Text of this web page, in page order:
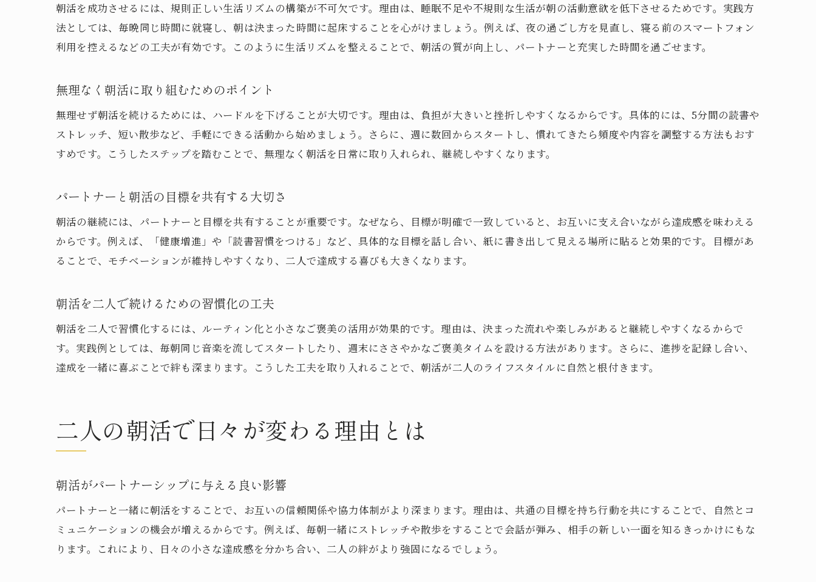
朝活が続くコツを生活リズムから考える
朝活成功の秘訣は就寝時間の見直しにあり
朝活を無理なく続けるための生活習慣
楽しみながら朝活の習慣化を目指すアイデア
朝活で一日の満足度を高める秘訣とは
パートナーと達成感を味わう朝活の進め方
朝活を通じて自己肯定感を高める方法
パートナーと朝活する上で意識したいマナー
朝にやってはいけないことを知る大切さ
朝活を成功させるには、規則正しい生活リズムの構築が不可欠です。理由は、睡眠不足や不規則な生活が朝の活動意欲を低下させるためです。実践方
法としては、毎晩同じ時間に就寝し、朝は決まった時間に起床することを心がけましょう。例えば、夜の過ごし方を見直し、寝る前のスマートフォン
利用を控えるなどの工夫が有効です。このように生活リズムを整えることで、朝活の質が向上し、パートナーと充実した時間を過ごせます。
無理なく朝活に取り組むためのポイント
無理せず朝活を続けるためには、ハードルを下げることが大切です。理由は、負担が大きいと挫折しやすくなるからです。具体的には、5分間の読書や
ストレッチ、短い散歩など、手軽にできる活動から始めましょう。さらに、週に数回からスタートし、慣れてきたら頻度や内容を調整する方法もおす
すめです。こうしたステップを踏むことで、無理なく朝活を日常に取り入れられ、継続しやすくなります。
パートナーと朝活の目標を共有する大切さ
朝活の継続には、パートナーと目標を共有することが重要です。なぜなら、目標が明確で一致していると、お互いに支え合いながら達成感を味わえる
からです。例えば、「健康増進」や「読書習慣をつける」など、具体的な目標を話し合い、紙に書き出して見える場所に貼ると効果的です。目標があ
ることで、モチベーションが維持しやすくなり、二人で達成する喜びも大きくなります。
朝活を二人で続けるための習慣化の工夫
朝活を二人で習慣化するには、ルーティン化と小さなご褒美の活用が効果的です。理由は、決まった流れや楽しみがあると継続しやすくなるからで
す。実践例としては、毎朝同じ音楽を流してスタートしたり、週末にささやかなご褒美タイムを設ける方法があります。さらに、進捗を記録し合い、
達成を一緒に喜ぶことで絆も深まります。こうした工夫を取り入れることで、朝活が二人のライフスタイルに自然と根付きます。
二人の朝活で日々が変わる理由とは
朝活がパートナーシップに与える良い影響
パートナーと一緒に朝活をすることで、お互いの信頼関係や協力体制がより深まります。理由は、共通の目標を持ち行動を共にすることで、自然とコ
ミュニケーションの機会が増えるからです。例えば、毎朝一緒にストレッチや散歩をすることで会話が弾み、相手の新しい一面を知るきっかけにもな
ります。これにより、日々の小さな達成感を分かち合い、二人の絆がより強固になるでしょう。